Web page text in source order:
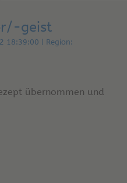
geist
18:39:00 | Region:
übernommen und